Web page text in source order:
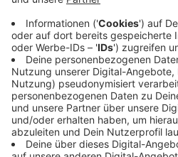
Forsters neues Album
Anzeige
So ist das neue Album
entstanden
Anzeige